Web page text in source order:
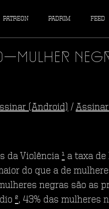
PATREON PADRIM FEED
(Android) /
da Violência ¹ a taxa
do que a de
negras são as
², 43% das mulheres